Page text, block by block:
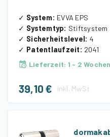
✓ System: EVVA EPS
✓ Systemtyp: Stiftsystem
✓ Sicherheitslevel: 4
✓ Patentlaufzeit: 2041
Lieferzeit: 1 - 2 Wochen
39,10 € inkl. MwSt.